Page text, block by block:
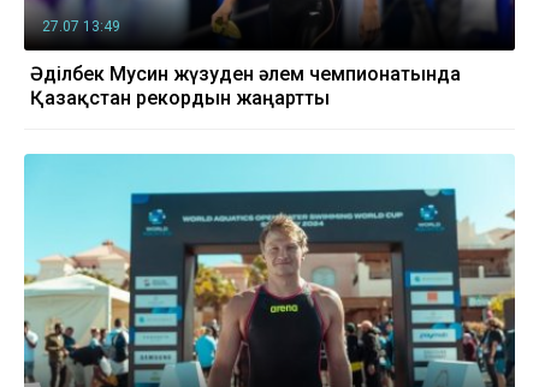
27.07 13:49
Әділбек Мусин жүзуден әлем чемпионатында
Қазақстан рекордын жаңартты